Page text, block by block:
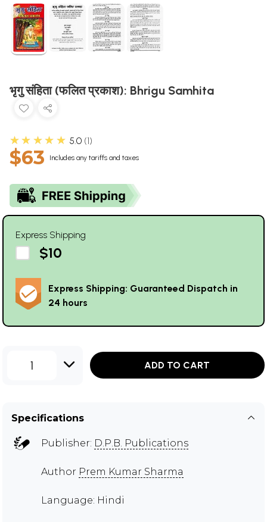
भृगु संहिता (फलित प्रकाश): Bhrigu Samhita
★★★★★ 5.0 1
$63 Includes any tariffs and taxes
Express Shipping
$10
Express Shipping: Guaranteed Dispatch in
24 hours
1 ADD TO CART
Specifications
Publisher: D.P.B. Publications
Author Prem Kumar Sharma
Language: Hindi